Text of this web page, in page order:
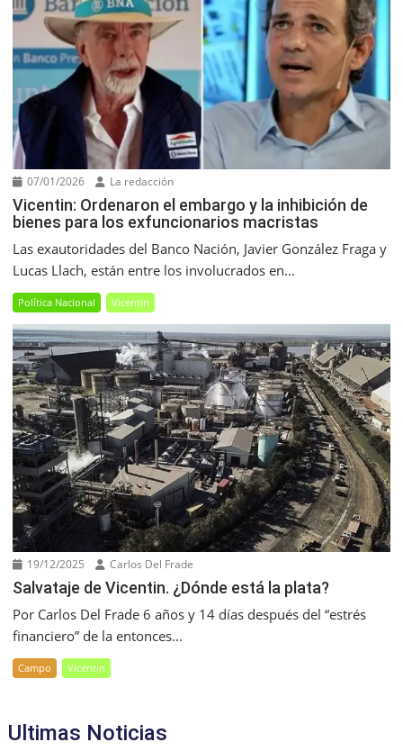
07/01/2026 La redacción
Vicentin: Ordenaron el embargo y la inhibición de
bienes para los exfuncionarios macristas
Las exautoridades del Banco Nación, Javier González Fraga y
Lucas Llach, están entre los involucrados en...
Política Nacional Vicentin
19/12/2025 Carlos Del Frade
Salvataje de Vicentin. ¿Dónde está la plata?
Por Carlos Del Frade 6 años y 14 días después del “estrés
financiero” de la entonces...
Campo Vicentin
Ultimas Noticias